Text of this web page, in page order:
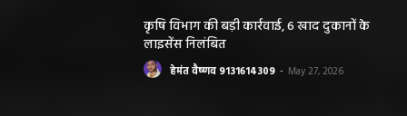
कृषि विभाग की बड़ी कार्रवाई, 6 खाद दुकानों के
लाइसेंस निलंबित
हेमंत वैष्णव 9131614309 - May 27, 2026